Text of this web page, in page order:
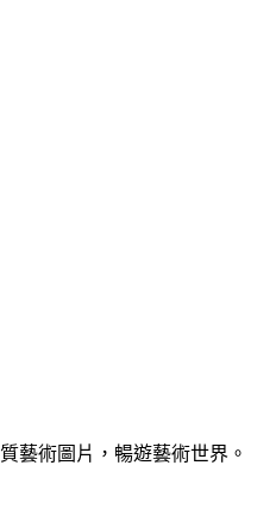
藝術圖片，暢遊藝術世界。